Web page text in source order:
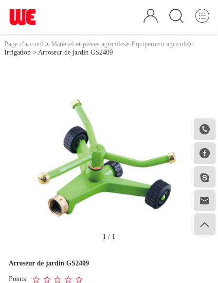





Page d'accueil > Matériel et pièces agricoles> Equipement agricole>
Irrigation > Arroseur de jardin GS2409
1 / 1
Arroseur de jardin GS2409
Points